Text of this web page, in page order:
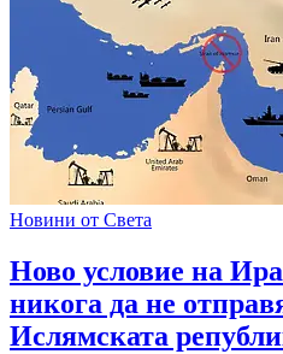
Новини от Света
Ново условие на
никога да не
Ислямската